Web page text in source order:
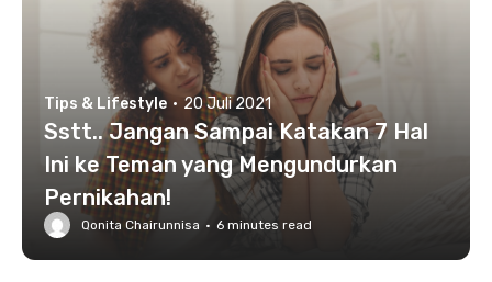
Tips & Lifestyle · 20 Juli 2021
Sstt.. Jangan Sampai Katakan 7 Hal
Ini ke Teman yang Mengundurkan
Pernikahan!
Qonita Chairunnisa · 6 minutes read